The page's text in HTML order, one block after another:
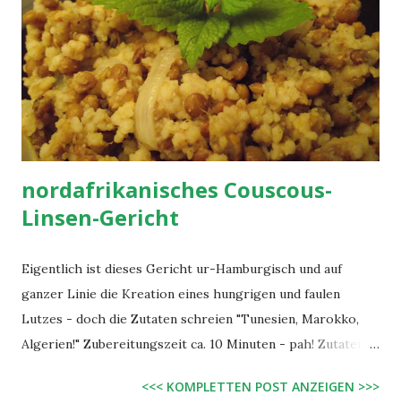
mit etwas Eisbergasalat, Tomaten und Cheezly belegen und
mit der anderen Scheibe abdecken. Das Ganze für ca. 5
Minuten in den Sandwich-Toaster geben.
nordafrikanisches Couscous-
Linsen-Gericht
Eigentlich ist dieses Gericht ur-Hamburgisch und auf
ganzer Linie die Kreation eines hungrigen und faulen
Lutzes - doch die Zutaten schreien "Tunesien, Marokko,
Algerien!" Zubereitungszeit ca. 10 Minuten - pah! Zutaten:
Suppengrün (530 g Abtropfgewicht), abgetropft 1 Zwiebel,
<<< KOMPLETTEN POST ANZEIGEN >>>